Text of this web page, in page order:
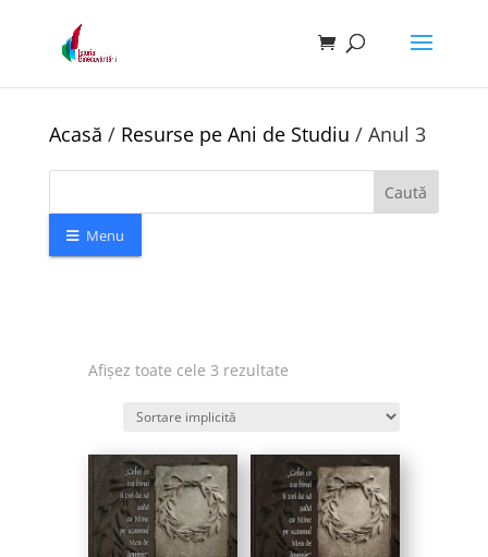
Acasă / Resurse pe Ani de Studiu / Anul 3
Caută
Menu
Afișez toate cele 3 rezultate